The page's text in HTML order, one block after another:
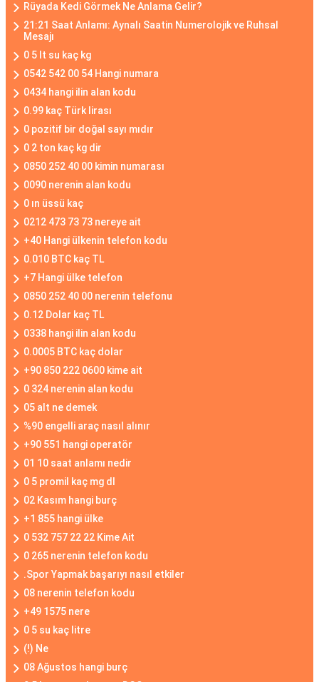
Rüyada Kedi Görmek Ne Anlama Gelir?
21:21 Saat Anlamı: Aynalı Saatin Numerolojik ve Ruhsal
Mesajı
0 5 lt su kaç kg
0542 542 00 54 Hangi numara
0434 hangi ilin alan kodu
0.99 kaç Türk lirası
0 pozitif bir doğal sayı mıdır
0 2 ton kaç kg dir
0850 252 40 00 kimin numarası
0090 nerenin alan kodu
0 ın üssü kaç
0212 473 73 73 nereye ait
+40 Hangi ülkenin telefon kodu
0.010 BTC kaç TL
+7 Hangi ülke telefon
0850 252 40 00 nerenin telefonu
0.12 Dolar kaç TL
0338 hangi ilin alan kodu
0.0005 BTC kaç dolar
+90 850 222 0600 kime ait
0 324 nerenin alan kodu
05 alt ne demek
%90 engelli araç nasıl alınır
+90 551 hangi operatör
01 10 saat anlamı nedir
0 5 promil kaç mg dl
02 Kasım hangi burç
+1 855 hangi ülke
0 532 757 22 22 Kime Ait
0 265 nerenin telefon kodu
.Spor Yapmak başarıyı nasıl etkiler
08 nerenin telefon kodu
+49 1575 nere
0 5 su kaç litre
(!) Ne
08 Ağustos hangi burç